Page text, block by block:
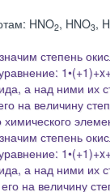
HNO2, HNO3, H
степень
1•(+1)+x
а над ними их
на величину
степень
1•(+1)+x
а над ними их
на величину